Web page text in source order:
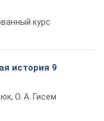
курс
история 9
О. А. Гисем